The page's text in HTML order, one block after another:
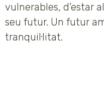
vulnerables, d’estar
seu futur. Un futur
tranquil·litat.